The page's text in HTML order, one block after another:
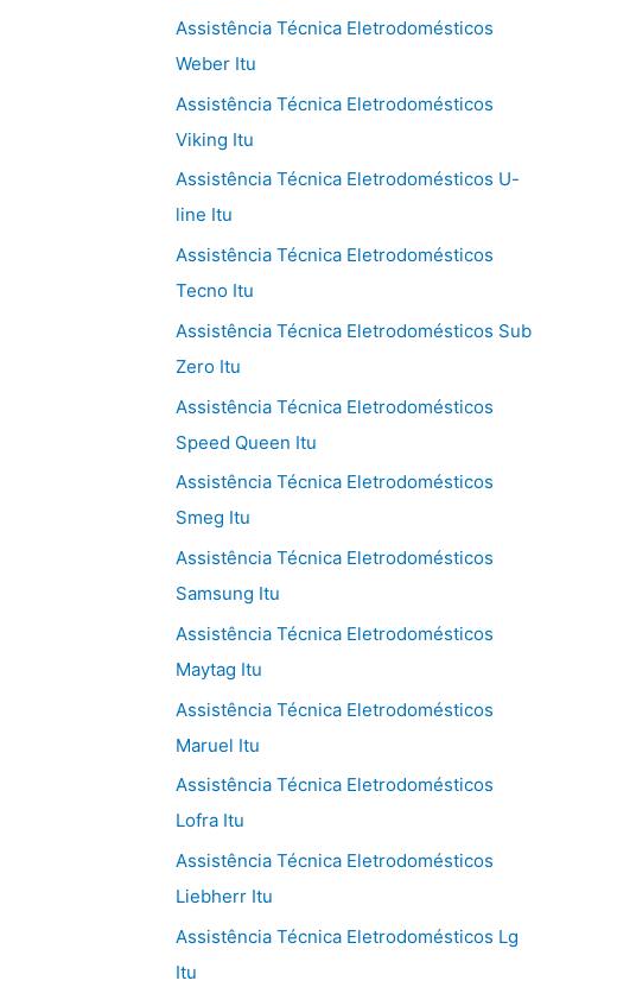
Assistência Técnica Eletrodomésticos
Weber Itu
Assistência Técnica Eletrodomésticos
Viking Itu
Assistência Técnica Eletrodomésticos U-
line Itu
Assistência Técnica Eletrodomésticos
Tecno Itu
Assistência Técnica Eletrodomésticos Sub
Zero Itu
Assistência Técnica Eletrodomésticos
Speed Queen Itu
Assistência Técnica Eletrodomésticos
Smeg Itu
Assistência Técnica Eletrodomésticos
Samsung Itu
Assistência Técnica Eletrodomésticos
Maytag Itu
Assistência Técnica Eletrodomésticos
Maruel Itu
Assistência Técnica Eletrodomésticos
Lofra Itu
Assistência Técnica Eletrodomésticos
Liebherr Itu
Assistência Técnica Eletrodomésticos Lg
Itu